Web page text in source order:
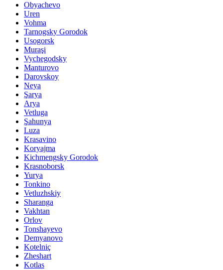
Obyachevo
Uren
Vohma
Tarnogsky Gorodok
Usogorsk
Muraşi
Vychegodsky
Manturovo
Darovskoy
Neya
Şarya
Arya
Vetluga
Şahunya
Luza
Krasavino
Koryajma
Kichmengsky Gorodok
Krasnoborsk
Yurya
Tonkino
Vetluzhskiy
Sharanga
Vakhtan
Orlov
Tonshayevo
Demyanovo
Kotelniç
Zheshart
Kotlas